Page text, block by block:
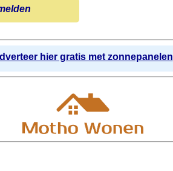
hier gratis met zonnepanelen